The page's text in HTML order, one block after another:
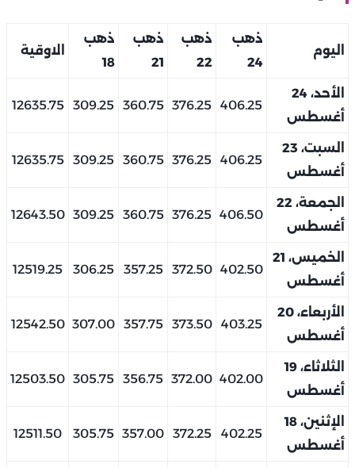
اليوم
ذهب
24
ذهب
22
ذهب
21
ذهب
18
الاوقية
الأحد، 24
أغسطس
406.25
376.25
360.75
309.25
12635.75
السبت، 23
أغسطس
406.25
376.25
360.75
309.25
12635.75
الجمعة، 22
أغسطس
406.50
376.25
360.75
309.25
12643.50
الخميس، 21
أغسطس
402.50
372.50
357.25
306.25
12519.25
الأربعاء، 20
أغسطس
403.25
373.50
357.75
307.00
12542.50
الثلاثاء، 19
أغسطس
402.00
372.00
356.75
305.75
12503.50
الإثنين، 18
أغسطس
402.25
372.25
357.00
305.75
12511.50